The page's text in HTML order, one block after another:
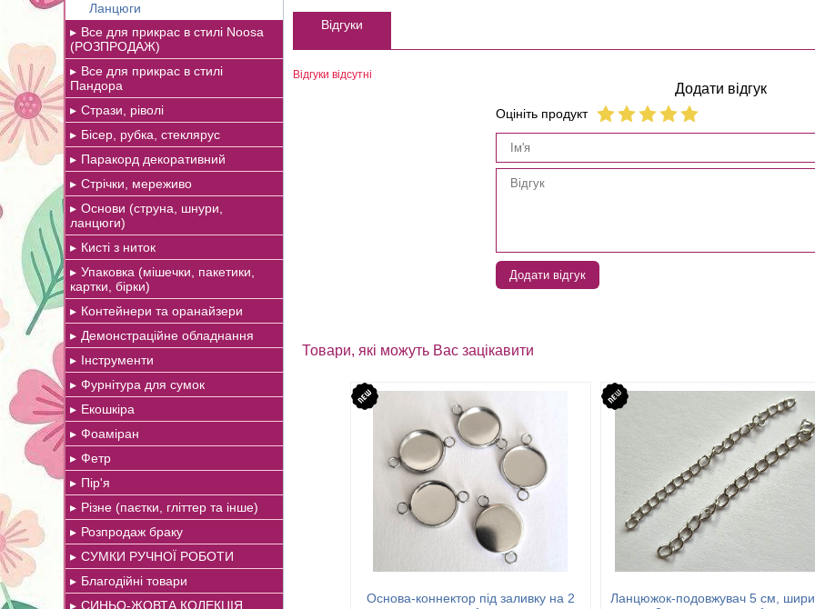
Ланцюги
Все для прикрас в стилі Noosa
(РОЗПРОДАЖ)
Все для прикрас в стилі
Пандора
Стрази, ріволі
Бісер, рубка, стеклярус
Паракорд декоративний
Стрічки, мереживо
Основи (струна, шнури,
ланцюги)
Кисті з ниток
Упаковка (мішечки, пакетики,
картки, бірки)
Контейнери та оранайзери
Демонстраційне обладнання
Інструменти
Фурнітура для сумок
Екошкіра
Фоаміран
Фетр
Пір'я
Різне (паєтки, гліттер та інше)
Розпродаж браку
СУМКИ РУЧНОЇ РОБОТИ
Благодійні товари
СИНЬО-ЖОВТА КОЛЕКЦІЯ
Відгуки
Відгуки відсутні
Додати відгук
Оцініть продукт
Додати відгук
Товари, які можуть Вас зацікавити
Основа-коннектор під заливку на 2
Ланцюжок-подовжувач 5 см,